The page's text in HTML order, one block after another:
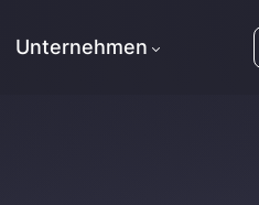
Unternehmen